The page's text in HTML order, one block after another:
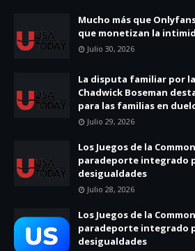
Mucho más que
que monetizan la
Julio 30, 2026
La disputa familiar por
Chadwick Boseman
para las familias en
Julio 29, 2026
Los Juegos de la
paradeporte integrado
desigualdades
Julio 28, 2026
Los Juegos de la
paradeporte integrado
desigualdades